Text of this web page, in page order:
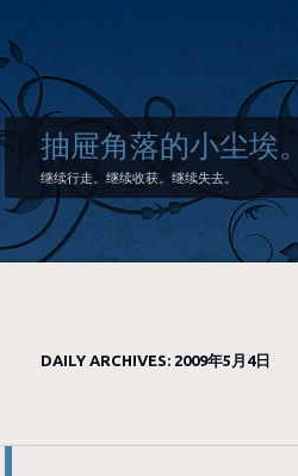
抽屉角落的小尘埃。
继续行走。继续收获。继续失去。
DAILY ARCHIVES: 2009年5月4日